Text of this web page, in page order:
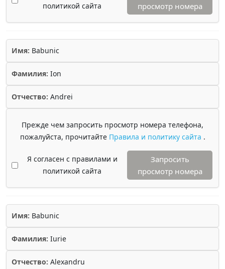
политикой сайта
просмотр номера
Имя: Babunic
Фамилия: Ion
Отчество: Andrei
Прежде чем запросить просмотр номера телефона,
пожалуйста, прочитайте Правила и политику сайта .
Я согласен с правилами и
политикой сайта
Запросить
просмотр номера
Имя: Babunic
Фамилия: Iurie
Отчество: Alexandru